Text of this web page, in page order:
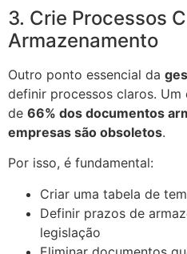
3. Crie Processos
Armazenamento
Outro ponto essencial da
definir processos claros.
de 66% dos documentos
empresas são obsoletos.
Por isso, é fundamental:
Criar uma tabela de
Definir prazos de
legislação